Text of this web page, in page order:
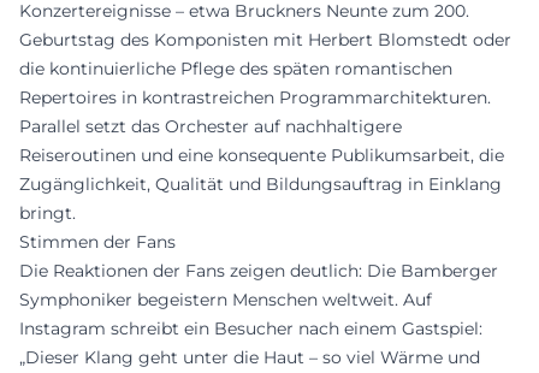
Konzertereignisse – etwa Bruckners Neunte zum 200.
Geburtstag des Komponisten mit Herbert Blomstedt oder
die kontinuierliche Pflege des späten romantischen
Repertoires in kontrastreichen Programmarchitekturen.
Parallel setzt das Orchester auf nachhaltigere
Reiseroutinen und eine konsequente Publikumsarbeit, die
Zugänglichkeit, Qualität und Bildungsauftrag in Einklang
bringt.
Stimmen der Fans
Die Reaktionen der Fans zeigen deutlich: Die Bamberger
Symphoniker begeistern Menschen weltweit. Auf
Instagram schreibt ein Besucher nach einem Gastspiel:
„Dieser Klang geht unter die Haut – so viel Wärme und